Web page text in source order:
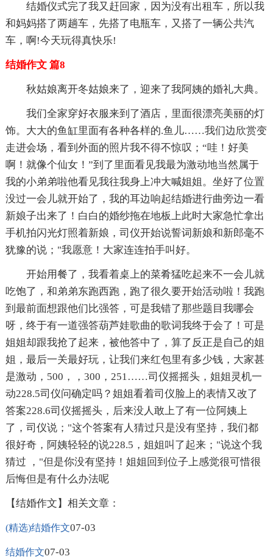
结婚仪式完了我又赶回家，因为没有出租车，所以我
和妈妈搭了两趟车，先搭了电瓶车，又搭了一辆公共汽
车，啊!今天玩得真快乐!
结婚作文 篇8
秋姑娘离开冬姑娘来了，迎来了我阿姨的婚礼大典。
我们全家穿好衣服来到了酒店，里面很漂亮美丽的灯
饰。大大的鱼缸里面有各种各样的.鱼儿……我们边欣赏变
走进会场，看到外面的照片我不得不惊叹；“哇！好美
啊！就像个仙女！”到了里面看见我最为激动地当然属于
我的小弟弟啦他看见我往我身上冲大喊姐姐。坐好了位置
没过一会儿就开始了，我的耳边响起结婚进行曲旁边一看
新娘子出来了！白白的婚纱拖在地板上此时大家急忙拿出
手机拍闪光灯照着新娘，司仪开始说誓词新娘和新郎毫不
犹豫的说；"我愿意！大家连连拍手叫好。
开始用餐了，我看着桌上的菜肴猛吃起来不一会儿就
吃饱了，和弟弟东跑西跑，跑了很久要开始活动啦！我跑
到最前面想跟他们比强答，可是我错了那些题目我哪会
呀，终于有一道强答葫芦娃歌曲的歌词我终于会了！可是
姐姐却跟我抢了起来，被他答中了，算了反正是自己的姐
姐，最后一关最好玩，让我们来红包里有多少钱，大家甚
是激动，500，，300，251……司仪摇摇头，姐姐灵机一
动228.5司仪问确定吗？姐姐看着司仪脸上的表情又改了
答案228.6司仪摇摇头，后来没人敢上了有一位阿姨上
了，司仪说；"这个答案有人猜过只是没有坚持，我们都
很好奇，阿姨轻轻的说228.5，姐姐叫了起来；"说这个我
猜过 ，"但是你没有坚持！姐姐回到位子上感觉很可惜很
后悔但是有什么办法呢
【结婚作文】相关文章：
(精选)结婚作文07-03
结婚作文07-03